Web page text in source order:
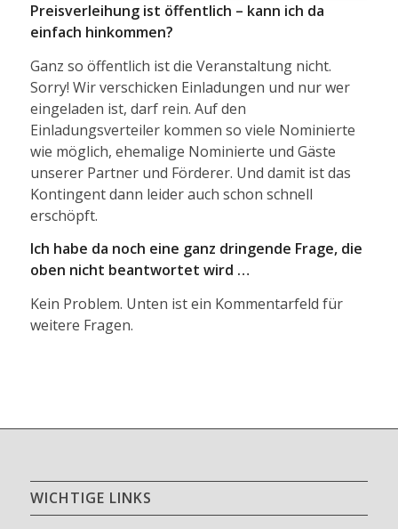
Preisverleihung ist öffentlich – kann ich da
einfach hinkommen?
Ganz so öffentlich ist die Veranstaltung nicht.
Sorry! Wir verschicken Einladungen und nur wer
eingeladen ist, darf rein. Auf den
Einladungsverteiler kommen so viele Nominierte
wie möglich, ehemalige Nominierte und Gäste
unserer Partner und Förderer. Und damit ist das
Kontingent dann leider auch schon schnell
erschöpft.
Ich habe da noch eine ganz dringende Frage, die
oben nicht beantwortet wird …
Kein Problem. Unten ist ein Kommentarfeld für
weitere Fragen.
WICHTIGE LINKS